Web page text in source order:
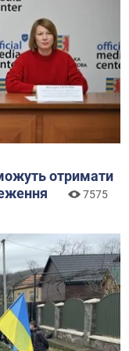
отримати
7575